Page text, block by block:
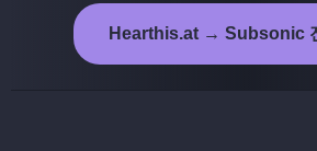
Hearthis.at → Subsonic